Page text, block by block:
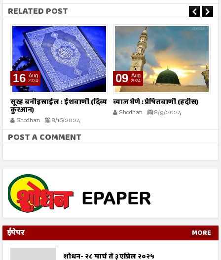
RELATED POST
16 Aug
2024
सूरह बनीइस्राईल : ईशवाणी (दिव्य
कुरआन)
Shodhan 8/16/2024
09 Aug
2024
व्याज घेणे : प्रेषितवाणी (हदीस)
Shodhan 8/9/2024
POST A COMMENT
ईपेपर MORE
शोधन- २८ मार्च ते ३ एप्रिल २०२५